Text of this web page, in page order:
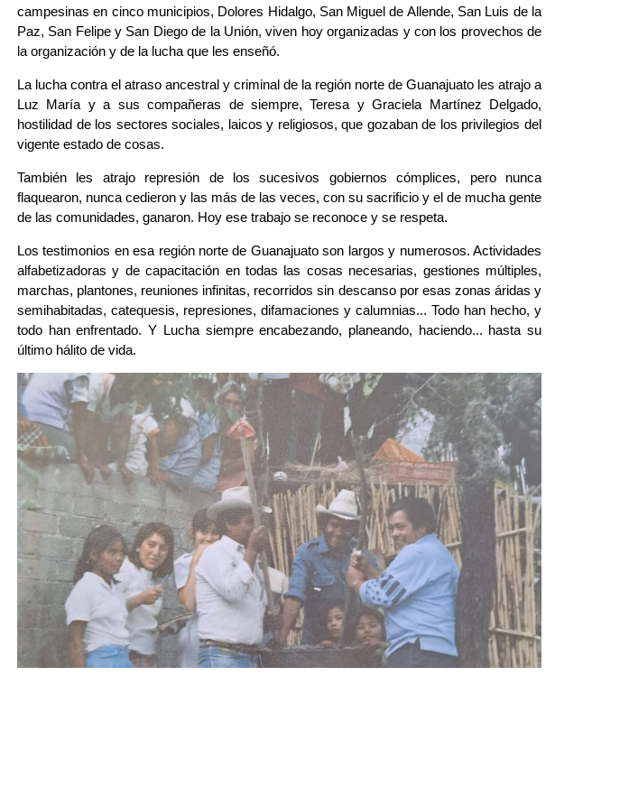
campesinas en cinco municipios, Dolores Hidalgo, San Miguel de Allende, San Luis de la
Paz, San Felipe y San Diego de la Unión, viven hoy organizadas y con los provechos de
la organización y de la lucha que les enseñó.
La lucha contra el atraso ancestral y criminal de la región norte de Guanajuato les atrajo a
Luz María y a sus compañeras de siempre, Teresa y Graciela Martínez Delgado,
hostilidad de los sectores sociales, laicos y religiosos, que gozaban de los privilegios del
vigente estado de cosas.
También les atrajo represión de los sucesivos gobiernos cómplices, pero nunca
flaquearon, nunca cedieron y las más de las veces, con su sacrificio y el de mucha gente
de las comunidades, ganaron. Hoy ese trabajo se reconoce y se respeta.
Los testimonios en esa región norte de Guanajuato son largos y numerosos. Actividades
alfabetizadoras y de capacitación en todas las cosas necesarias, gestiones múltiples,
marchas, plantones, reuniones infinitas, recorridos sin descanso por esas zonas áridas y
semihabitadas, catequesis, represiones, difamaciones y calumnias... Todo han hecho, y
todo han enfrentado. Y Lucha siempre encabezando, planeando, haciendo... hasta su
último hálito de vida.